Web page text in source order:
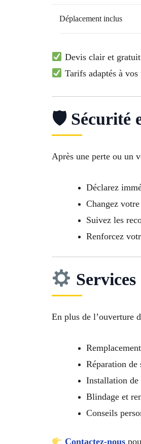
Déplacement inclus
Devis clair et
Tarifs adaptés à
🛡 Sécurité
Après une perte ou un
Déclarez
Changez
Suivez les
Renforcez
En plus de l’ouverture
Réparation de
Installation de
Blindage et
Conseils
Contactez-nous